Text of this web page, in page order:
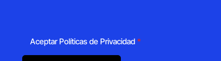
Aceptar Políticas de Privacidad *